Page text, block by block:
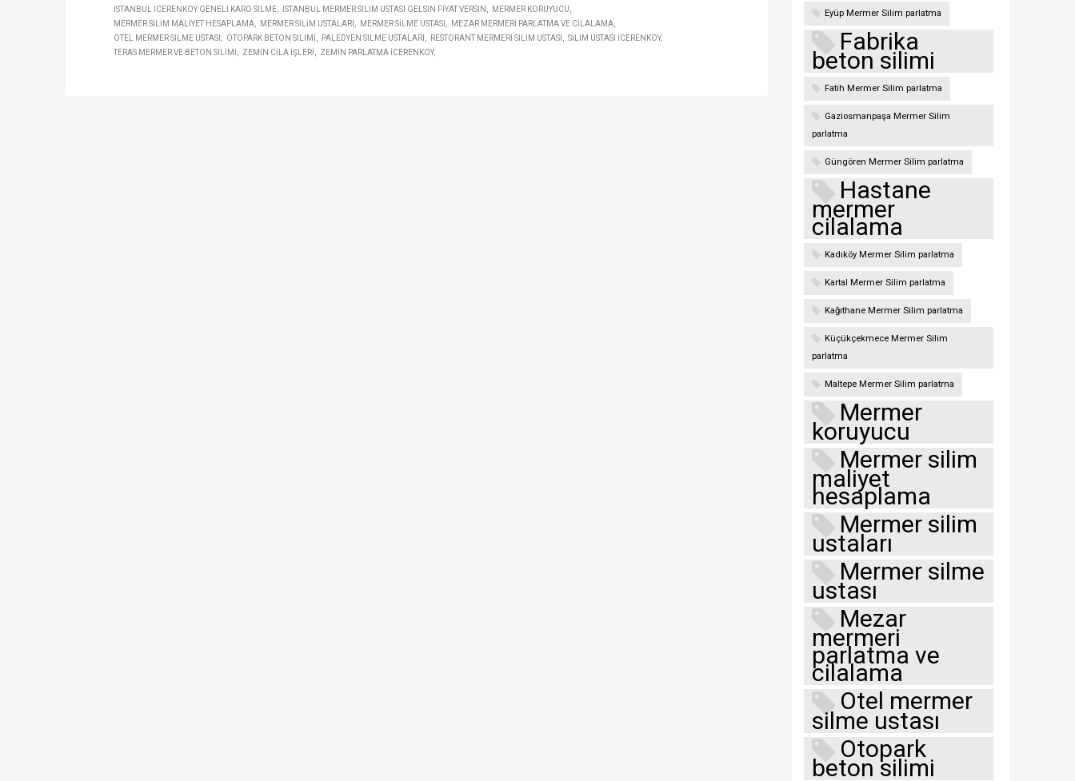
İSTANBUL ICERENKOY GENELI KARO SILME
İSTANBUL MERMER SILIM USTASI GELSIN FIYAT VERSIN
MERMER KORUYUCU
MERMER SILIM MALIYET HESAPLAMA
MERMER SILIM USTALARI MERMER SILME USTASI
MEZAR MERMERI PARLATMA VE CILALAMA
OTEL MERMER SILME USTASI
OTOPARK BETON SILIMI PALEDYEN SILME USTALARI RESTORANT MERMERI SILIM USTASI
SILIM USTASI ICERENKOY
TERAS MERMER VE BETON SILIMI
ZEMIN CILA IŞLERI ZEMIN PARLATMA ICERENKOY
Eyüp Mermer Silim parlatma
Fabrika
beton silimi
Fatih Mermer Silim parlatma
Gaziosmanpaşa Mermer Silim
parlatma
Güngören Mermer Silim parlatma
Hastane
mermer
cilalama
Kadıköy Mermer Silim parlatma
Kartal Mermer Silim parlatma
Kağıthane Mermer Silim parlatma
Küçükçekmece Mermer Silim
parlatma
Maltepe Mermer Silim parlatma
Mermer
koruyucu
Mermer silim
maliyet
hesaplama
Mermer silim
ustaları
Mermer silme
ustası
Mezar
mermeri
parlatma ve
cilalama
Otel mermer
silme ustası
Otopark
beton silimi